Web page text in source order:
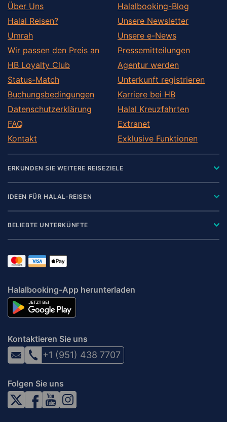
Über Uns
Halal Reisen?
Umrah
Wir passen den Preis an
HB Loyalty Club
Status-Match
Buchungsbedingungen
Datenschutzerklärung
FAQ
Kontakt
Halalbooking-Blog
Unsere Newsletter
Unsere e-News
Pressemitteilungen
Agentur werden
Unterkunft registrieren
Karriere bei HB
Halal Kreuzfahrten
Extranet
Exklusive Funktionen
ERKUNDEN SIE WEITERE REISEZIELE
IDEEN FÜR HALAL-REISEN
BELIEBTE UNTERKÜNFTE
Halalbooking-App herunterladen
Kontaktieren Sie uns
+1 (951) 438 7707
Folgen Sie uns